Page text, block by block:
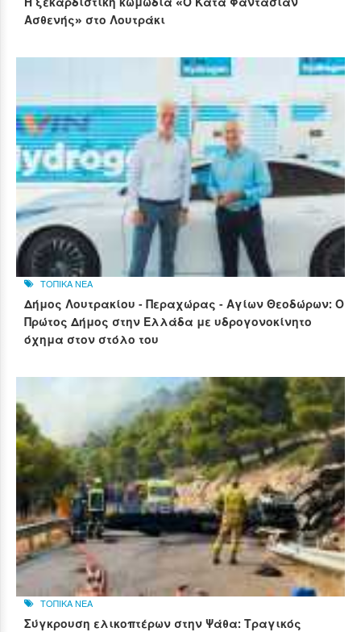
Ασθενής» στο Λουτράκι
ΤΟΠΙΚΑ ΝΕΑ
Δήμος Λουτρακίου - Περαχώρας - Αγίων Θεοδώρων: Ο
Πρώτος Δήμος στην Ελλάδα με υδρογονοκίνητο
όχημα στον στόλο του
ΤΟΠΙΚΑ ΝΕΑ
Σύγκρουση ελικοπτέρων στην Ψάθα: Τραγικός